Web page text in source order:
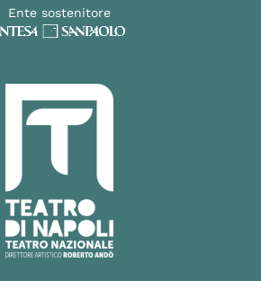
Ente sostenitore